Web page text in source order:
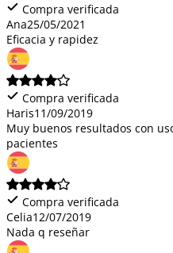
Compra verificada
Ana25/05/2021
Eficacia y rapidez
Compra verificada
Haris11/09/2019
Muy buenos resultados con
pacientes
Compra verificada
Celia12/07/2019
Nada q reseñar